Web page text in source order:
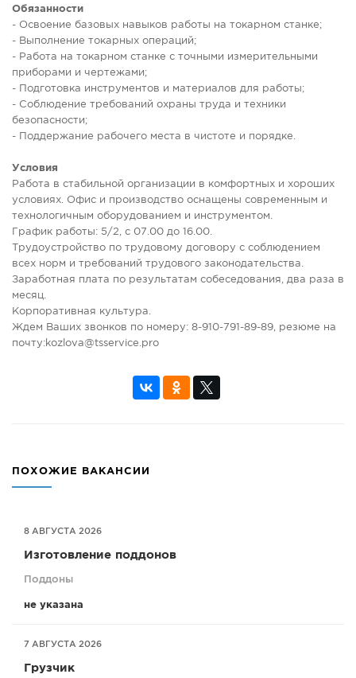
Обязанности
- Освоение базовых навыков работы на токарном станке;
- Выполнение токарных операций;
- Работа на токарном станке с точными измерительными
приборами и чертежами;
- Подготовка инструментов и материалов для работы;
- Соблюдение требований охраны труда и техники
безопасности;
- Поддержание рабочего места в чистоте и порядке.
Условия
Работа в стабильной организации в комфортных и хороших
условиях. Офис и производство оснащены современным и
технологичным оборудованием и инструментом.
График работы: 5/2, с 07.00 до 16.00.
Трудоустройство по трудовому договору с соблюдением
всех норм и требований трудового законодательства.
Заработная плата по результатам собеседования, два раза в
месяц.
Корпоративная культура.
Ждем Ваших звонков по номеру: 8-910-791-89-89, резюме на
почту:kozlova@tsservice.pro
ПОХОЖИЕ ВАКАНСИИ
8 АВГУСТА 2026
Изготовление поддонов
Поддоны
не указана
7 АВГУСТА 2026
Грузчик